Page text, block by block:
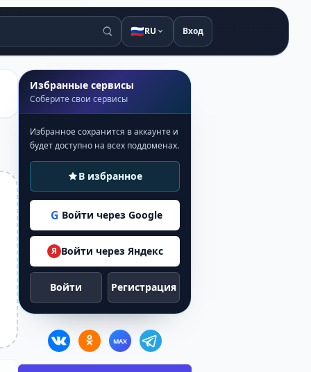
🇷🇺RU Вход
Избранные сервисы
Соберите свои сервисы
Избранное сохранится в аккаунте и
будет доступно на всех поддоменах.
В избранное
G Войти через Google
Я Войти через Яндекс
Войти Регистрация
MAX